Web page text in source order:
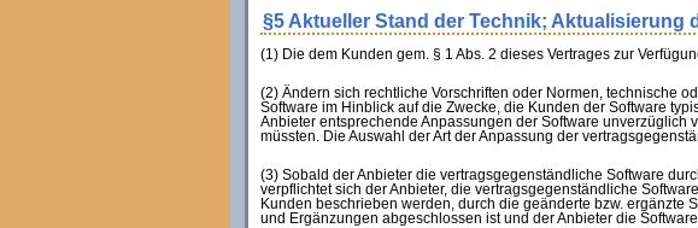
§5 Aktueller Stand der Technik; Aktualisierung
(1) Die dem Kunden gem. § 1 Abs. 2 dieses Vertrages zur
(2) Ändern sich rechtliche Vorschriften oder Normen, technische
Software im Hinblick auf die Zwecke, die Kunden der Software
Anbieter entsprechende Anpassungen der Software
müssten. Die Auswahl der Art der Anpassung der
(3) Sobald der Anbieter die vertragsgegenständliche Software
verpflichtet sich der Anbieter, die vertragsgegenständliche
Kunden beschrieben werden, durch die geänderte bzw. ergänzte
und Ergänzungen abgeschlossen ist und der Anbieter die